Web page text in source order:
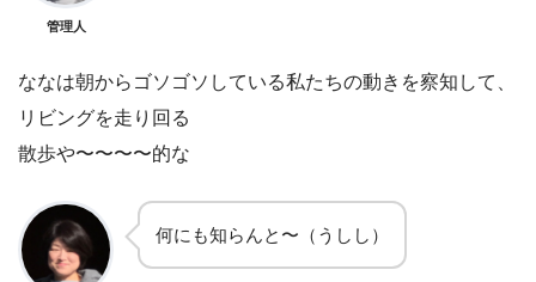
管理人
ななは朝からゴソゴソしている私たちの動きを察知して、
リビングを走り回る
散歩や〜〜〜〜的な
何にも知らんと〜（うしし）